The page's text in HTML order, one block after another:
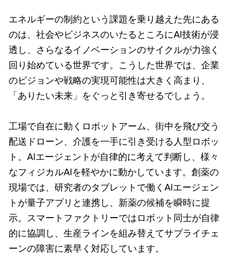
エネルギーの制約という課題を乗り越えた先にある
のは、社会やビジネスのいたるところにAI技術が浸
透し、さらなるイノベーションのサイクルが力強く
回り始めている世界です。こうした世界では、企業
のビジョンや戦略の実現可能性は大きく高まり、
「ありたい未来」をぐっと引き寄せるでしょう。
工場で自在に動くロボットアーム、街中を飛び交う
配送ドローン、介護を一手に引き受ける人型ロボッ
ト。AIエージェントが自律的に考えて判断し、様々
なフィジカルAIを軽やかに動かしています。創薬の
現場では、研究者のタブレットで働くAIエージェン
トが量子アプリと連携し、新薬の候補を瞬時に提
示。スマートファクトリーではロボット同士が自律
的に協調し、生産ラインを組み替えてサプライチェ
ーンの障害に素早く対応しています。